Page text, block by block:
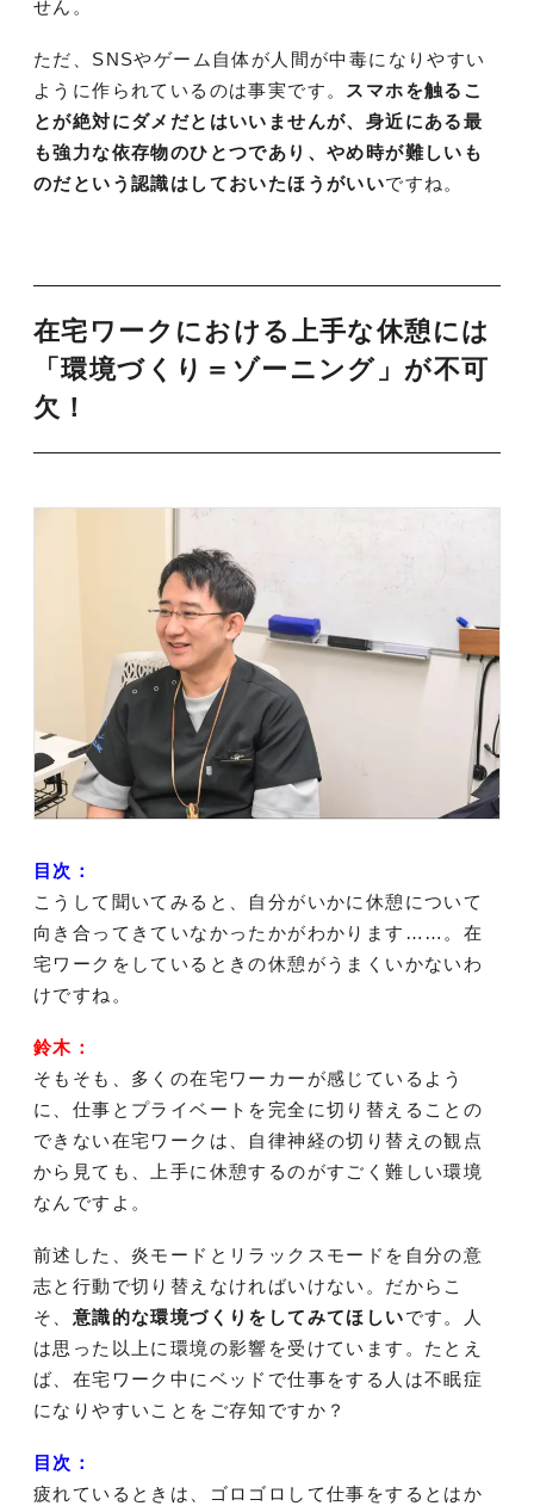
せん。
ただ、SNSやゲーム自体が人間が中毒になりやすい
ように作られているのは事実です。 スマホを触るこ
とが絶対にダメだとはいいませんが、身近にある最
も強力な依存物のひとつであり、やめ時が難しいも
のだという認識はしておいたほうがいいですね。
在宅ワークにおける上手な休憩には
「環境づくり＝ゾーニング」が不可
欠！
目次：
こうして聞いてみると、自分がいかに休憩について
向き合ってきていなかったかがわかります……。在
宅ワークをしているときの休憩がうまくいかないわ
けですね。
鈴木：
そもそも、多くの在宅ワーカーが感じているよう
に、仕事とプライベートを完全に切り替えることの
できない在宅ワークは、自律神経の切り替えの観点
から見ても、上手に休憩するのがすごく難しい環境
なんですよ。
前述した、炎モードとリラックスモードを自分の意
志と行動で切り替えなければいけない。だからこ
そ、 意識的な環境づくりをしてみてほしいです。人
は思った以上に環境の影響を受けています。たとえ
ば、在宅ワーク中にベッドで仕事をする人は不眠症
になりやすいことをご存知ですか？
目次：
疲れているときは、ゴロゴロして仕事をするとはか